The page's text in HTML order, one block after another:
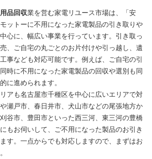
品回収業を営む家電リユース市場は、「安
ットーに不用になった家電製品の引き取りや
心に、幅広い事業を行っています。引き取っ
、ご自宅の丸ごとのお片付けや引っ越し、遺
事なども対応可能です。例えば、ご自宅の引
時に不用になった家電製品の回収や選別も同
に進められます。
アも名古屋市千種区を中心に広いエリアで対
瀬戸市、春日井市、犬山市などの尾張地方か
谷市、豊田市といった西三河、東三河の豊橋
もお伺いして、ご不用になった製品のお引き
す。一点からでも対応しますので、まずはお